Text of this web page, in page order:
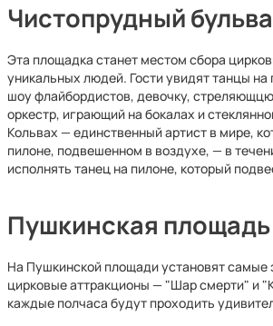
Чистопрудный
Эта площадка станет местом сбора
уникальных людей. Гости увидят танцы на
шоу флайбордистов, девочку,
оркестр, играющий на бокалах и
Кольвах — единственный артист в мире,
пилоне, подвешенном в воздухе, — в
исполнять танец на пилоне, который
Пушкинская площадь
На Пушкинской площади установят самые
цирковые аттракционы — "Шар смерти" и
каждые полчаса будут проходить